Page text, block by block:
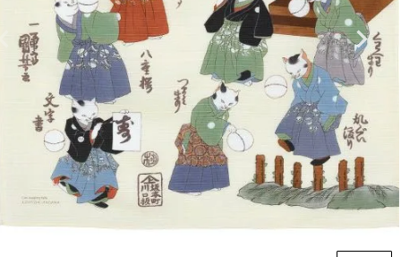
XLサイズ(約130cm～)
弔事・法事
記念品
海外へのお土産
季節の贈り物
プチギフト
インテリア
ギフトラッピング
とっておきの日
ウール
レーヨン
正絹(絹100％)
kata kata
鈴木マサル
こはれ
竹久夢二
伊砂文様
ふろしきパッチン活用